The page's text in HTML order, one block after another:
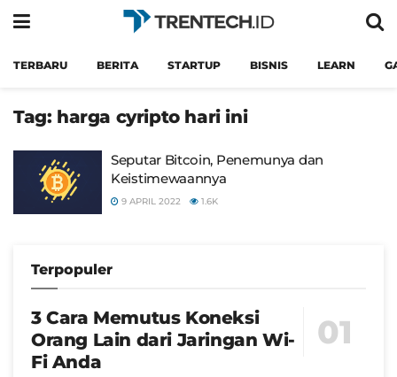
TERBARU BERITA STARTUP BISNIS LEARN
Tag: harga cyripto hari ini
Seputar Bitcoin, Penemunya dan
Keistimewaannya
9 APRIL 2022 1.6K
Terpopuler
3 Cara Memutus Koneksi
Orang Lain dari Jaringan Wi-
Fi Anda